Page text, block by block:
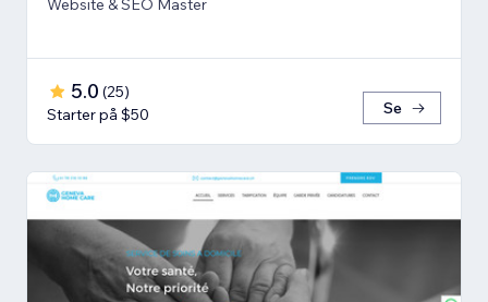
Website & SEO Master
5.0 (25)
Starter på $50
Se